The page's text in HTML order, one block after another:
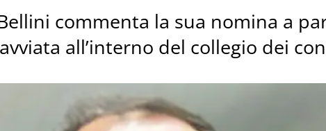
commenta la sua nomina a
all’interno del collegio dei